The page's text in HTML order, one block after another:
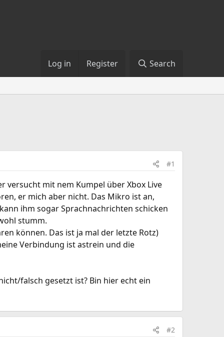
Log in Register Search
#1
versucht mit nem Kumpel über Xbox Live
er mich aber nicht. Das Mikro ist an,
ihm sogar Sprachnachrichten schicken
stumm.
können. Das ist ja mal der letzte Rotz)
Verbindung ist astrein und die
falsch gesetzt ist? Bin hier echt ein
#2